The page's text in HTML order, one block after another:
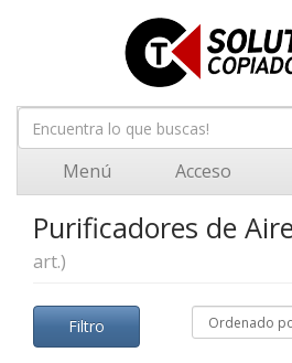
Menú Acceso
Purificadores de
art.)
Filtro